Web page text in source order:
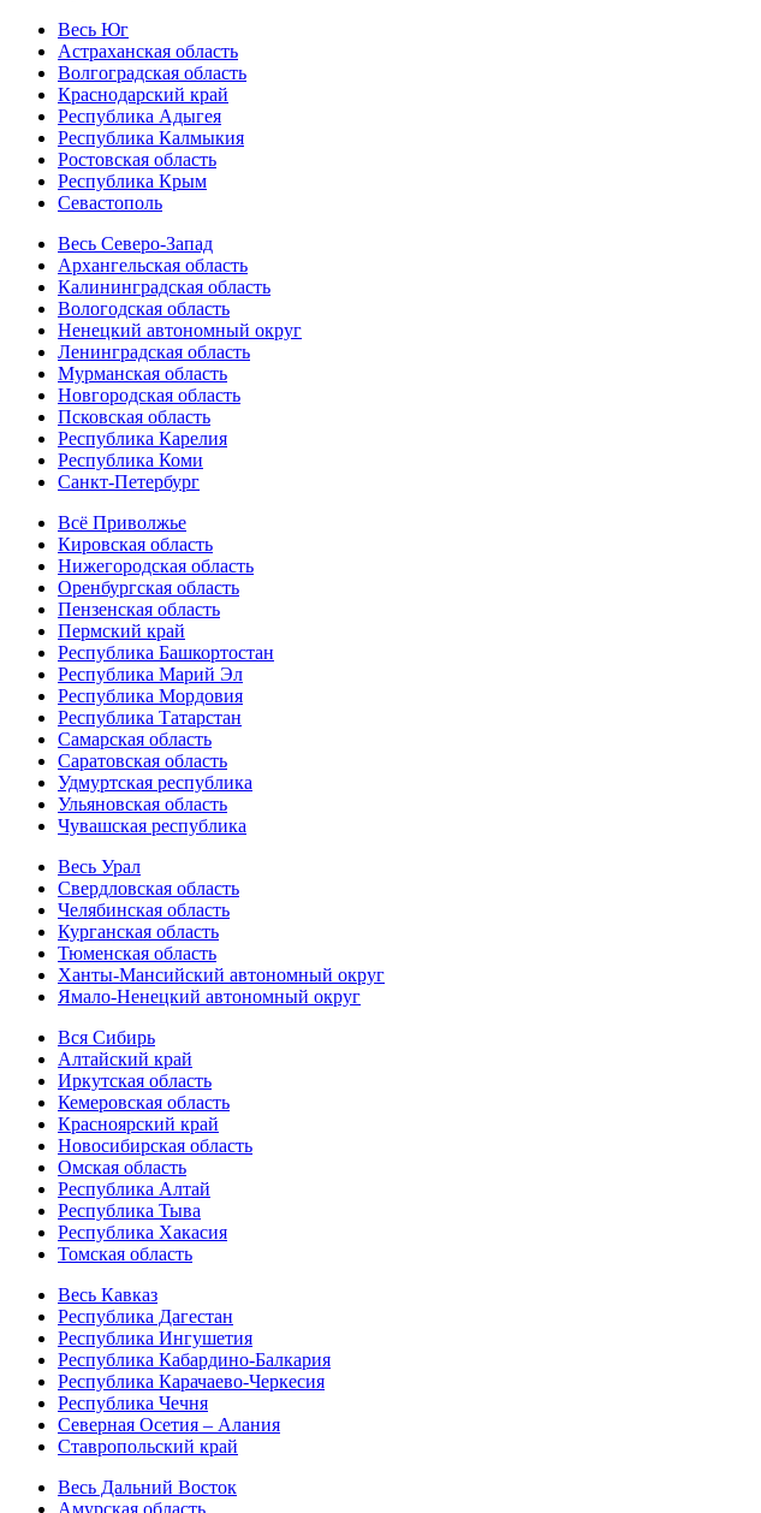
Весь Юг
Астраханская область
Волгоградская область
Краснодарский край
Республика Адыгея
Республика Калмыкия
Ростовская область
Республика Крым
Севастополь
Весь Северо-Запад
Архангельская область
Калининградская область
Вологодская область
Ненецкий автономный округ
Ленинградская область
Мурманская область
Новгородская область
Псковская область
Республика Карелия
Республика Коми
Санкт-Петербург
Всё Приволжье
Кировская область
Нижегородская область
Оренбургская область
Пензенская область
Пермский край
Республика Башкортостан
Республика Марий Эл
Республика Мордовия
Республика Татарстан
Самарская область
Саратовская область
Удмуртская республика
Ульяновская область
Чувашская республика
Весь Урал
Свердловская область
Челябинская область
Курганская область
Тюменская область
Ханты-Мансийский автономный округ
Ямало-Ненецкий автономный округ
Вся Сибирь
Алтайский край
Иркутская область
Кемеровская область
Красноярский край
Новосибирская область
Омская область
Республика Алтай
Республика Тыва
Республика Хакасия
Томская область
Весь Кавказ
Республика Дагестан
Республика Ингушетия
Республика Кабардино-Балкария
Республика Карачаево-Черкесия
Республика Чечня
Северная Осетия – Алания
Ставропольский край
Весь Дальний Восток
Амурская область